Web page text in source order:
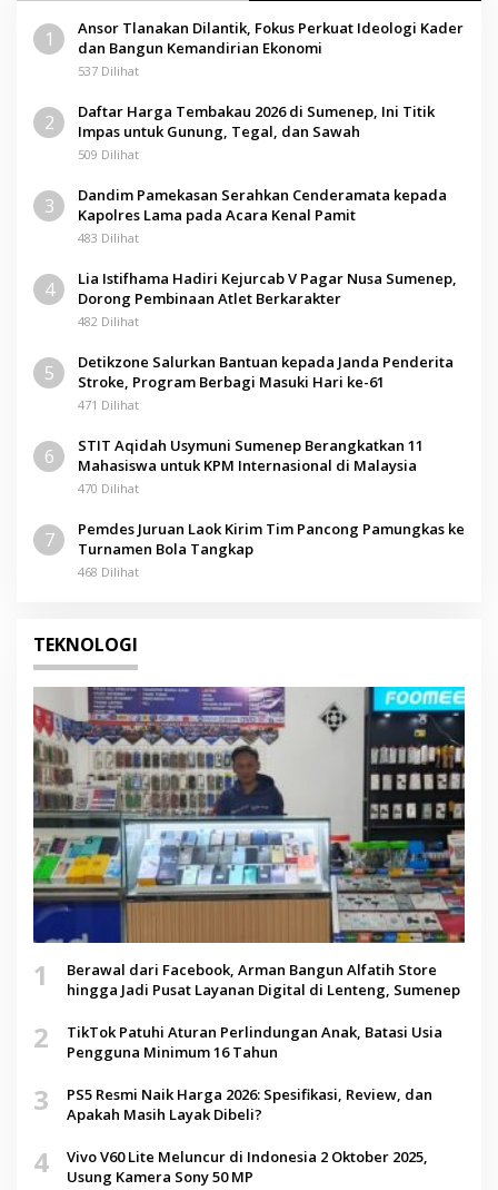
1
Ansor Tlanakan Dilantik, Fokus Perkuat Ideologi Kader
dan Bangun Kemandirian Ekonomi
537 Dilihat
2
Daftar Harga Tembakau 2026 di Sumenep, Ini Titik
Impas untuk Gunung, Tegal, dan Sawah
509 Dilihat
3
Dandim Pamekasan Serahkan Cenderamata kepada
Kapolres Lama pada Acara Kenal Pamit
483 Dilihat
4
Lia Istifhama Hadiri Kejurcab V Pagar Nusa Sumenep,
Dorong Pembinaan Atlet Berkarakter
482 Dilihat
5
Detikzone Salurkan Bantuan kepada Janda Penderita
Stroke, Program Berbagi Masuki Hari ke-61
471 Dilihat
6
STIT Aqidah Usymuni Sumenep Berangkatkan 11
Mahasiswa untuk KPM Internasional di Malaysia
470 Dilihat
7
Pemdes Juruan Laok Kirim Tim Pancong Pamungkas ke
Turnamen Bola Tangkap
468 Dilihat
TEKNOLOGI
1
Berawal dari Facebook, Arman Bangun Alfatih Store
hingga Jadi Pusat Layanan Digital di Lenteng, Sumenep
2
TikTok Patuhi Aturan Perlindungan Anak, Batasi Usia
Pengguna Minimum 16 Tahun
3
PS5 Resmi Naik Harga 2026: Spesifikasi, Review, dan
Apakah Masih Layak Dibeli?
4
Vivo V60 Lite Meluncur di Indonesia 2 Oktober 2025,
Usung Kamera Sony 50 MP